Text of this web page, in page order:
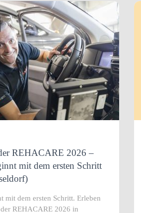
REHACARE 2026 –
mit dem ersten Schritt
mit dem ersten Schritt. Erleben
der REHACARE 2026 in